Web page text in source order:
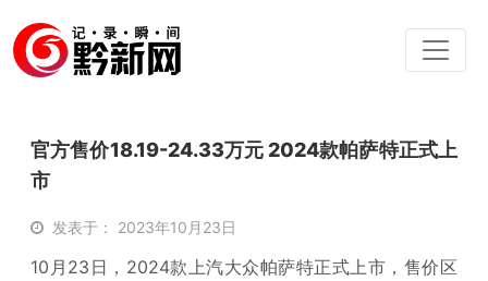
官方售价18.19-24.33万元 2024款帕萨特正式上
市
发表于： 2023年10月23日
10月23日，2024款上汽大众帕萨特正式上市，售价区